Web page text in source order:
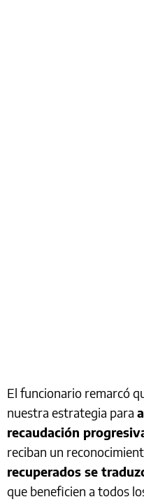
El funcionario remarcó
nuestra estrategia para
recaudación
reciban un
recuperados se
que beneficien a todos